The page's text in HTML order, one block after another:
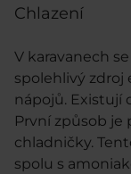
Chlazení
V karavanech
spolehlivý zdroj
nápojů. Existují
První způsob
chladničky.
spolu s